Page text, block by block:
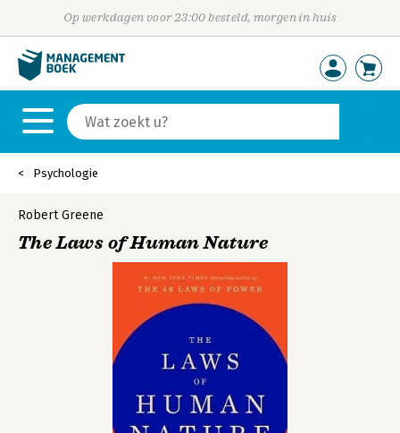
Op werkdagen voor 23:00 besteld, morgen in huis
Psychologie
Robert Greene
The Laws of Human Nature